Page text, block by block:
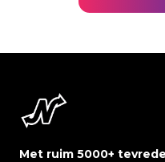
Met ruim 5000+